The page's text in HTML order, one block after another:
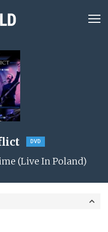
DVD
(Live In Poland)